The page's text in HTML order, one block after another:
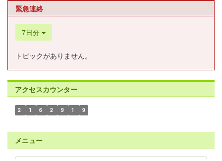
緊急連絡
7日分
トピックがありません。
アクセスカウンター
2 1 6 2 9 1 9
メニュー